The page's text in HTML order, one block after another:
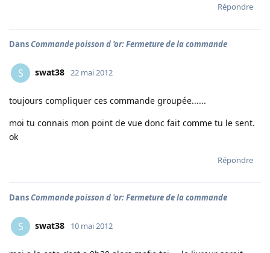
Répondre
DansCommande poisson d 'or: Fermeture de la commande
S swat38 22 mai 2012
toujours compliquer ces commande groupée......
moi tu connais mon point de vue donc fait comme tu le sent.
ok
Répondre
DansCommande poisson d 'or: Fermeture de la commande
S swat38 10 mai 2012